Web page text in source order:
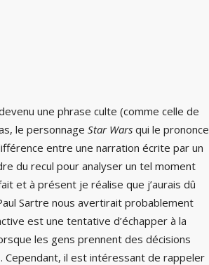
une phrase culte (comme celle de
le personnage Star Wars qui le prononce
entre une narration écrite par un
du recul pour analyser un tel moment
et à présent je réalise que j’aurais dû
Sartre nous avertirait probablement
est une tentative d’échapper à la
les gens prennent des décisions
Cependant, il est intéressant de rappeler